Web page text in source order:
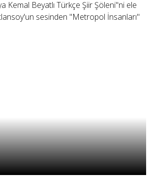
Kemal Beyatlı Türkçe Şiir Şöleni"ni ele
sesinden "Metropol İnsanları"